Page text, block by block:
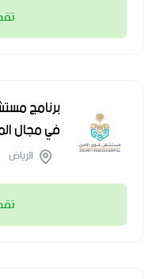
برنامج
في مجال
الرياض